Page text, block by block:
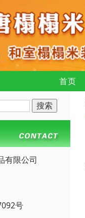
首页
有限公司
号